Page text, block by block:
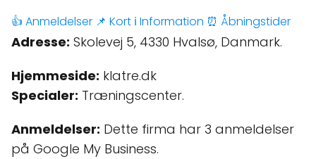
👍 Anmeldelser 📌 Kort ℹ️ Information ⏰ Åbningstider
Adresse: Skolevej 5, 4330 Hvalsø, Danmark.
Hjemmeside: klatre.dk
Specialer: Træningscenter.
Anmeldelser: Dette firma har 3 anmeldelser
på Google My Business.